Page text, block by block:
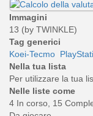
Immagini
13 (by TWINKLE)
Tag generici
Koei-Tecmo
Nella tua lista
Per utilizzare la tua
Nelle liste come
4 In corso, 15